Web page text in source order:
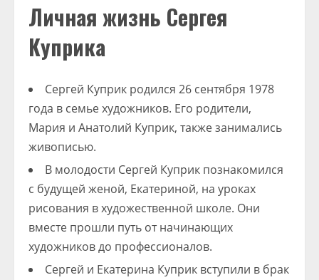
Личная жизнь Сергея
Куприка
Сергей Куприк родился 26 сентября 1978
года в семье художников. Его родители,
Мария и Анатолий Куприк, также занимались
живописью.
В молодости Сергей Куприк познакомился
с будущей женой, Екатериной, на уроках
рисования в художественной школе. Они
вместе прошли путь от начинающих
художников до профессионалов.
Сергей и Екатерина Куприк вступили в брак